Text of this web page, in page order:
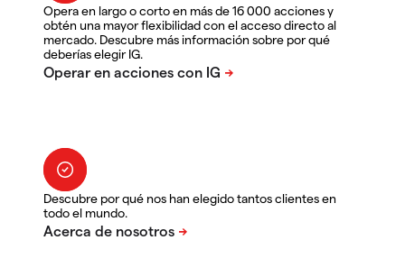
Opera en largo o corto en más de 16 000 acciones y
obtén una mayor flexibilidad con el acceso directo al
mercado. Descubre más información sobre por qué
deberías elegir IG.
Descubre por qué nos han elegido tantos clientes en
todo el mundo.